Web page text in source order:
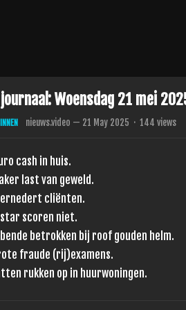
Woensdag 21 mei
nieuws.video — 21 May 2025 · 144 views
cash in huis.
last van geweld.
cliënten.
scoren niet.
betrokken bij roof gouden helm.
fraude (rij)examens.
rukken op in huurwoningen.